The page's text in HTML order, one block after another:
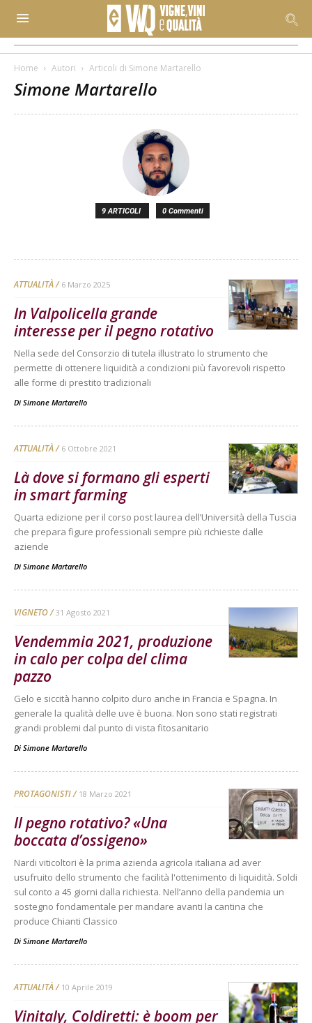
Home Autori Articoli di Simone Martarello
Simone Martarello
9 ARTICOLI 0 Commenti
ATTUALITÀ 6 Marzo 2025
In Valpolicella grande
interesse per il pegno rotativo
Nella sede del Consorzio di tutela illustrato lo strumento che
permette di ottenere liquidità a condizioni più favorevoli rispetto
alle forme di prestito tradizionali
Di Simone Martarello
ATTUALITÀ 6 Ottobre 2021
Là dove si formano gli esperti
in smart farming
Quarta edizione per il corso post laurea dell’Università della Tuscia
che prepara figure professionali sempre più richieste dalle
aziende
Di Simone Martarello
VIGNETO 31 Agosto 2021
Vendemmia 2021, produzione
in calo per colpa del clima
pazzo
Gelo e siccità hanno colpito duro anche in Francia e Spagna. In
generale la qualità delle uve è buona. Non sono stati registrati
grandi problemi dal punto di vista fitosanitario
Di Simone Martarello
PROTAGONISTI 18 Marzo 2021
Il pegno rotativo? «Una
boccata d’ossigeno»
Nardi viticoltori è la prima azienda agricola italiana ad aver
usufruito dello strumento che facilità l'ottenimento di liquidità. Soldi
sul conto a 45 giorni dalla richiesta. Nell’anno della pandemia un
sostegno fondamentale per mandare avanti la cantina che
produce Chianti Classico
Di Simone Martarello
ATTUALITÀ 10 Aprile 2019
Vinitaly, Coldiretti: è boom per